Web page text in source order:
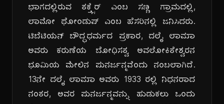
ಭಾಗದಲ್ಲಿರುವ ತಕ್ತ್ಸೆರ್ ಎಂಬ ಸಣ್ಣ ಗ್ರಾಮದಲ್ಲಿ,
ಲಾಮೋ ಥೋಂಡುಪ್ ಎಂಬ ಹೆಸರಿನಲ್ಲಿ ಜನಿಸಿದರು.
ಟಿಬೆಟಿಯನ್ ಬೌದ್ಧಧರ್ಮದ ಪ್ರಕಾರ, ದಲೈ ಲಾಮಾ
ಅವರು ಕರುಣೆಯ ಬೋಧಿಸತ್ವ ಅವಲೋಕಿತೇಶ್ವರನ
ಭೂಮಿಯ ಮೇಲಿನ ಪುನರ್ಜನ್ಮವೆಂದು ನಂಬಲಾಗಿದೆ.
13ನೇ ದಲೈ ಲಾಮಾ ಅವರು 1933 ರಲ್ಲಿ ನಿಧನರಾದ
ನಂತರ, ಅವರ ಪುನರ್ಜನ್ಮವನ್ನು ಹುಡುಕಲು ಒಂದು